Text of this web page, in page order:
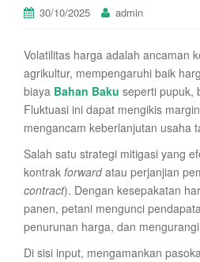
30/10/2025 admin
Volatilitas harga adalah ancaman
agrikultur, mempengaruhi baik
biaya Bahan Baku seperti pupuk,
Fluktuasi ini dapat mengikis
mengancam keberlanjutan usaha
Salah satu strategi mitigasi yang
kontrak forwardatau perjanjian
contract). Dengan kesepakatan
panen, petani mengunci
penurunan harga, dan
Di sisi input, mengamankan